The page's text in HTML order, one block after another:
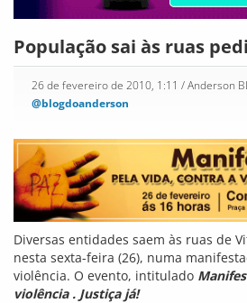
População sai às ruas
26 de fevereiro de 2010, 1:11 / Anderson
@blogdoanderson
Diversas entidades saem às ruas de
nesta sexta-feira (26), numa
violência. O evento, intitulado
violência . Justiça já!